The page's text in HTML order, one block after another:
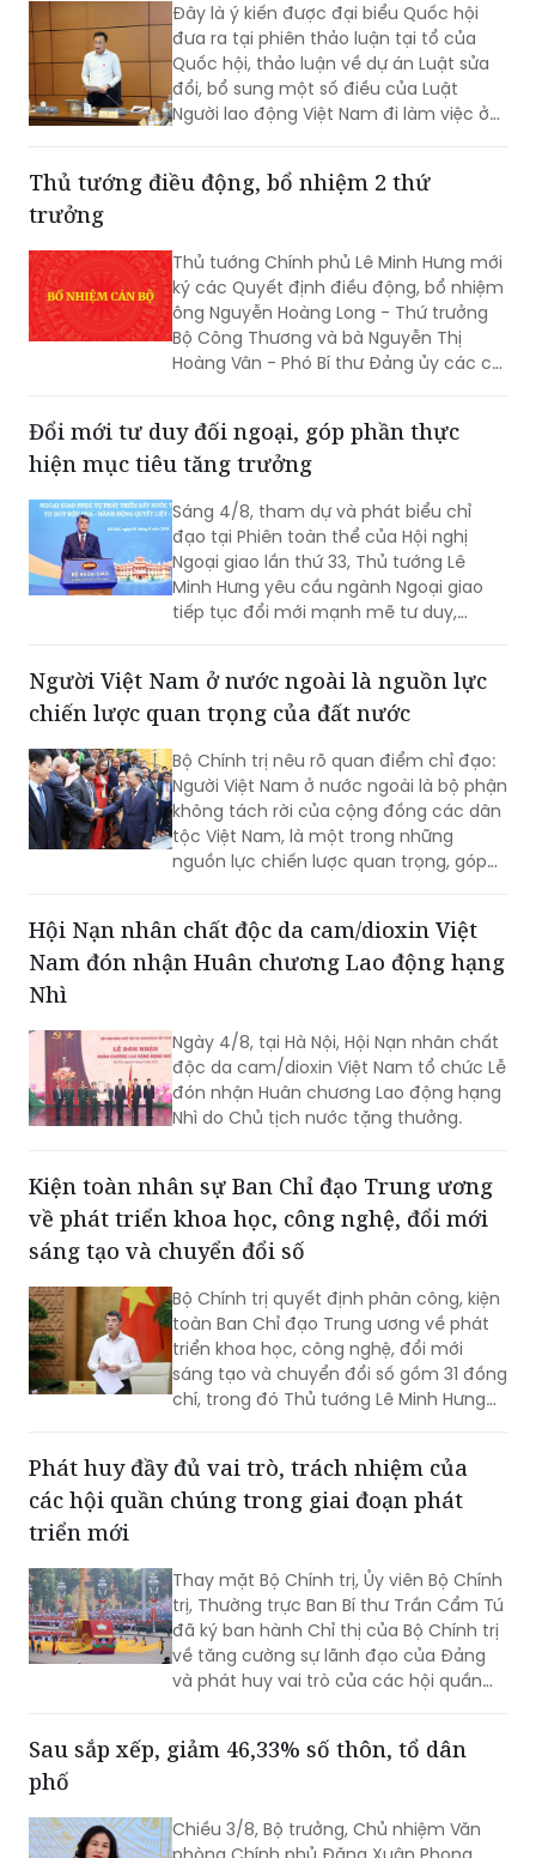
Đây là ý kiến được đại biểu Quốc hội
đưa ra tại phiên thảo luận tại tổ của
Quốc hội, thảo luận về dự án Luật sửa
đổi, bổ sung một số điều của Luật
Người lao động Việt Nam đi làm việc ở
Thủ tướng điều động, bổ nhiệm 2 thứ
trưởng
Thủ tướng Chính phủ Lê Minh Hưng mới
ký các Quyết định điều động, bổ nhiệm
ông Nguyễn Hoàng Long - Thứ trưởng
Bộ Công Thương và bà Nguyễn Thị
Hoàng Vân - Phó Bí thư Đảng ủy các cơ
Đổi mới tư duy đối ngoại, góp phần thực
hiện mục tiêu tăng trưởng
Sáng 4/8, tham dự và phát biểu chỉ
đạo tại Phiên toàn thể của Hội nghị
Ngoại giao lần thứ 33, Thủ tướng Lê
Minh Hưng yêu cầu ngành Ngoại giao
tiếp tục đổi mới mạnh mẽ tư duy,
chất hơn, đồng hành chặt chẽ hơn với
các Bộ, ngành, địa phương và cộng
thực hiện mục tiêu tăng trưởng 2 con
số.
Người Việt Nam ở nước ngoài là nguồn lực
chiến lược quan trọng của đất nước
Bộ Chính trị nêu rõ quan điểm chỉ đạo:
Người Việt Nam ở nước ngoài là bộ phận
không tách rời của cộng đồng các dân
tộc Việt Nam, là một trong những
nguồn lực chiến lược quan trọng, góp
thế giới...
Hội Nạn nhân chất độc da cam/dioxin Việt
Nam đón nhận Huân chương Lao động hạng
Nhì
Ngày 4/8, tại Hà Nội, Hội Nạn nhân chất
độc da cam/dioxin Việt Nam tổ chức Lễ
đón nhận Huân chương Lao động hạng
Nhì do Chủ tịch nước tặng thưởng.
Kiện toàn nhân sự Ban Chỉ đạo Trung ương
về phát triển khoa học, công nghệ, đổi mới
sáng tạo và chuyển đổi số
Bộ Chính trị quyết định phân công, kiện
toàn Ban Chỉ đạo Trung ương về phát
triển khoa học, công nghệ, đổi mới
sáng tạo và chuyển đổi số gồm 31 đồng
chí, trong đó Thủ tướng Lê Minh Hưng
Phát huy đầy đủ vai trò, trách nhiệm của
các hội quần chúng trong giai đoạn phát
triển mới
Thay mặt Bộ Chính trị, Ủy viên Bộ Chính
trị, Thường trực Ban Bí thư Trần Cẩm Tú
đã ký ban hành Chỉ thị của Bộ Chính trị
về tăng cường sự lãnh đạo của Đảng
và phát huy vai trò của các hội quần
Sau sắp xếp, giảm 46,33% số thôn, tổ dân
phố
Chiều 3/8, Bộ trưởng, Chủ nhiệm Văn